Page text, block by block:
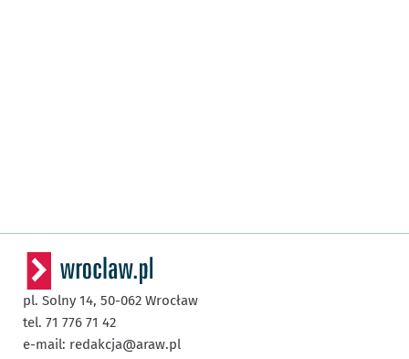
pl. Solny 14, 50-062 Wrocław
tel. 71 776 71 42
e-mail: redakcja@araw.pl